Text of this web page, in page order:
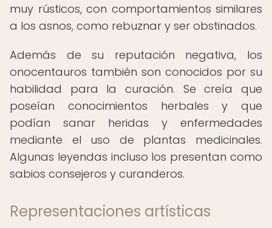
muy rústicos, con comportamientos similares
a los asnos, como rebuznar y ser obstinados.
Además de su reputación negativa, los
onocentauros también son conocidos por su
habilidad para la curación. Se creía que
poseían conocimientos herbales y que
podían sanar heridas y enfermedades
mediante el uso de plantas medicinales.
Algunas leyendas incluso los presentan como
sabios consejeros y curanderos.
Representaciones artísticas